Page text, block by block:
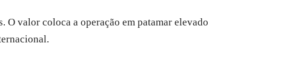
valor coloca a operação em patamar elevado